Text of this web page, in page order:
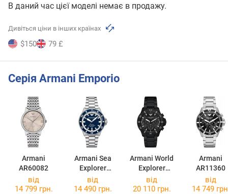
В даний час цієї моделі немає в продажу.
Дивіться ціни в інших країнах
$150 79 £
Серія Armani Emporio
Armani
AR60082
Armani Sea
Explorer
AR60079
Armani World
Explorer
AR11784
Armani
AR11360
від
14 799 грн.
від
14 490 грн.
від
20 110 грн.
від
14 749